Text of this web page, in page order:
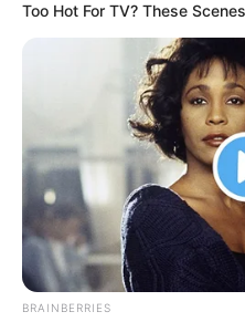
Too Hot For TV? These
BRAINBERRIES